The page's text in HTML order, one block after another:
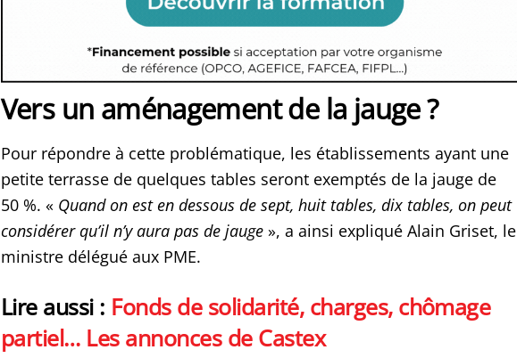
Vers un aménagement de la jauge ?
Pour répondre à cette problématique, les établissements ayant une
petite terrasse de quelques tables seront exemptés de la jauge de
50 %. « Quand on est en dessous de sept, huit tables, dix tables, on peut
considérer qu’il n’y aura pas de jauge », a ainsi expliqué Alain Griset, le
ministre délégué aux PME.
Lire aussi : Fonds de solidarité, charges, chômage
partiel… Les annonces de Castex